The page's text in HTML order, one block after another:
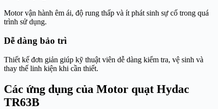
Motor vận hành êm ái, độ rung thấp và ít phát sinh sự cố trong quá
trình sử dụng.
Dễ dàng bảo trì
Thiết kế đơn giản giúp kỹ thuật viên dễ dàng kiểm tra, vệ sinh và
thay thế linh kiện khi cần thiết.
Các ứng dụng của Motor quạt Hydac
TR63B